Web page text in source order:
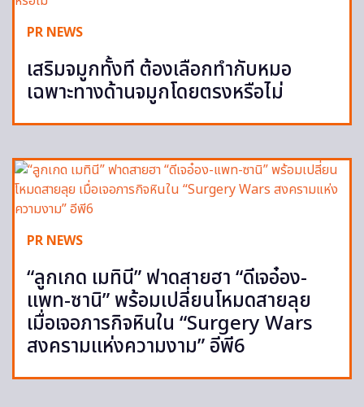
PR NEWS
เสริมจมูกทั้งที ต้องเลือกทำกับหมอ
เฉพาะทางด้านจมูกโดยตรงหรือไม่
PR NEWS
“ลูกเกด เมทินี” ฟาดสายฮา “ดีเจอ๋อง-
แพท-ซานิ” พร้อมเปลี่ยนโหมดสายลุย
เมื่อเจอภารกิจหินใน “Surgery Wars
สงครามแห่งความงาม” อีพี6